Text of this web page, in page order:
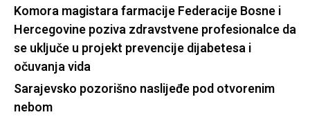
Komora magistara farmacije Federacije Bosne i
Hercegovine poziva zdravstvene profesionalce da
se uključe u projekt prevencije dijabetesa i
očuvanja vida
Sarajevsko pozorišno naslijeđe pod otvorenim
nebom